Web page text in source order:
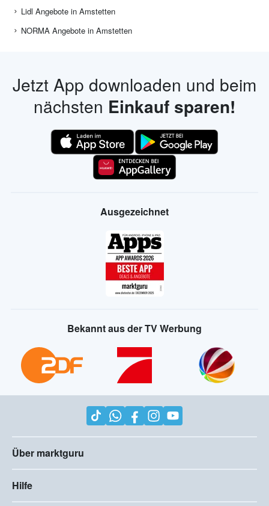
Lidl Angebote in Amstetten
NORMA Angebote in Amstetten
Jetzt App downloaden und beim
nächsten Einkauf sparen!
Ausgezeichnet
Bekannt aus der TV Werbung
Über marktguru
Hilfe